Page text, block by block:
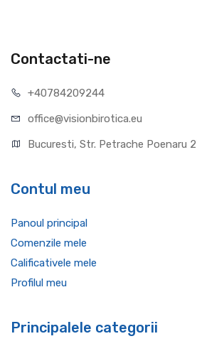
Contactati-ne
+40784209244
office@visionbirotica.eu
Bucuresti, Str. Petrache Poenaru
Contul meu
Panoul principal
Comenzile mele
Calificativele mele
Profilul meu
Principalele categorii